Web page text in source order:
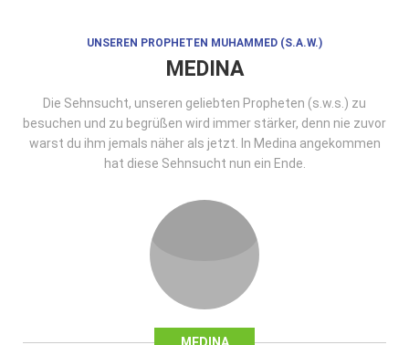
UNSEREN PROPHETEN MUHAMMED (S.A.W.)
MEDINA
Die Sehnsucht, unseren geliebten Propheten (s.w.s.) zu
besuchen und zu begrüßen wird immer stärker, denn nie zuvor
warst du ihm jemals näher als jetzt. In Medina angekommen
hat diese Sehnsucht nun ein Ende.